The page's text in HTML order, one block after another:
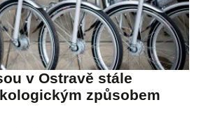
v Ostravě stále
způsobem